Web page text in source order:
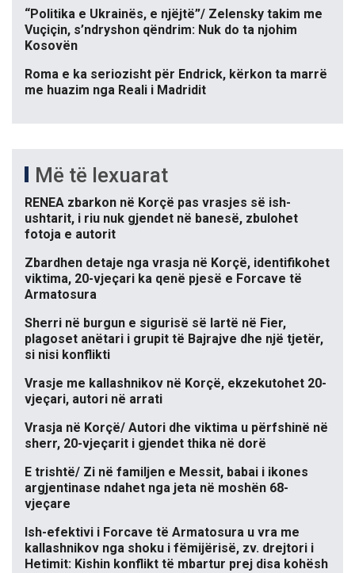
“Politika e Ukrainës, e njëjtë”/ Zelensky takim me
Vuçiçin, s’ndryshon qëndrim: Nuk do ta njohim
Kosovën
Roma e ka seriozisht për Endrick, kërkon ta marrë
me huazim nga Reali i Madridit
Më të lexuarat
RENEA zbarkon në Korçë pas vrasjes së ish-
ushtarit, i riu nuk gjendet në banesë, zbulohet
fotoja e autorit
Zbardhen detaje nga vrasja në Korçë, identifikohet
viktima, 20-vjeçari ka qenë pjesë e Forcave të
Armatosura
Sherri në burgun e sigurisë së lartë në Fier,
plagoset anëtari i grupit të Bajrajve dhe një tjetër,
si nisi konflikti
Vrasje me kallashnikov në Korçë, ekzekutohet 20-
vjeçari, autori në arrati
Vrasja në Korçë/ Autori dhe viktima u përfshinë në
sherr, 20-vjeçarit i gjendet thika në dorë
E trishtë/ Zi në familjen e Messit, babai i ikones
argjentinase ndahet nga jeta në moshën 68-
vjeçare
Ish-efektivi i Forcave të Armatosura u vra me
kallashnikov nga shoku i fëmijërisë, zv. drejtori i
Hetimit: Kishin konflikt të mbartur prej disa kohësh